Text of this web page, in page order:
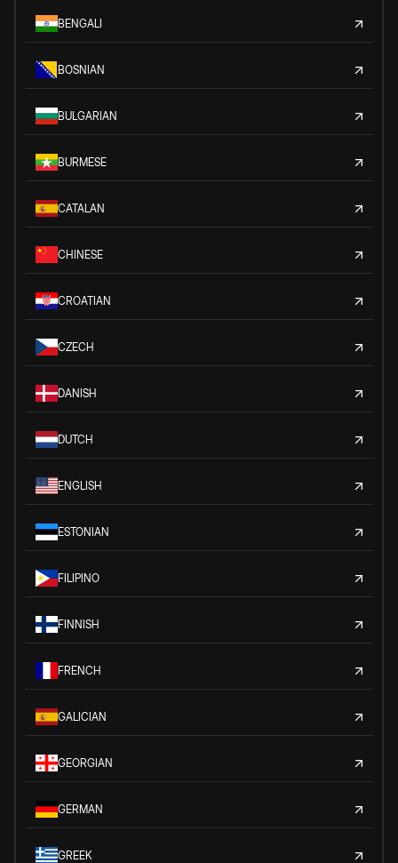
BENGALI
BOSNIAN
BULGARIAN
BURMESE
CATALAN
CHINESE
CROATIAN
CZECH
DANISH
DUTCH
ENGLISH
ESTONIAN
FILIPINO
FINNISH
FRENCH
GALICIAN
GEORGIAN
GERMAN
GREEK